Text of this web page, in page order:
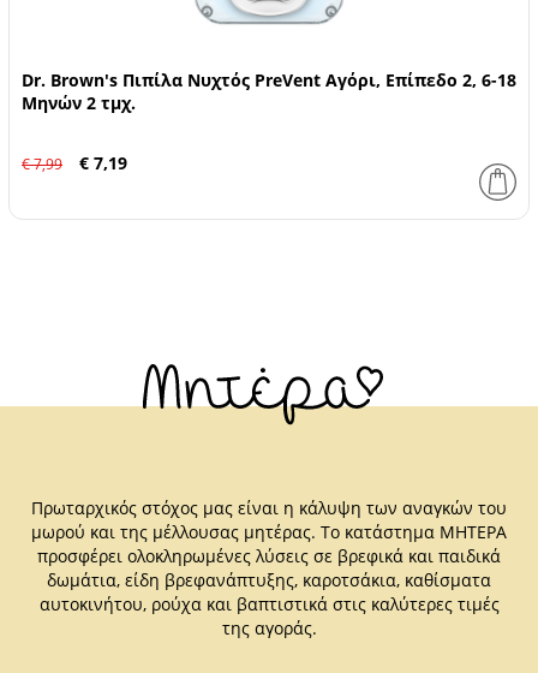
Dr. Brown's Πιπίλα Νυχτός PreVent Αγόρι, Επίπεδο 2, 6-18
Μηνών 2 τμχ.
€ 7,99 € 7,19
Πρωταρχικός στόχος μας είναι η κάλυψη των αναγκών του
μωρού και της μέλλουσας μητέρας. Το κατάστημα ΜΗΤΕΡΑ
προσφέρει ολοκληρωμένες λύσεις σε βρεφικά και παιδικά
δωμάτια, είδη βρεφανάπτυξης, καροτσάκια, καθίσματα
αυτοκινήτου, ρούχα και βαπτιστικά στις καλύτερες τιμές
της αγοράς.